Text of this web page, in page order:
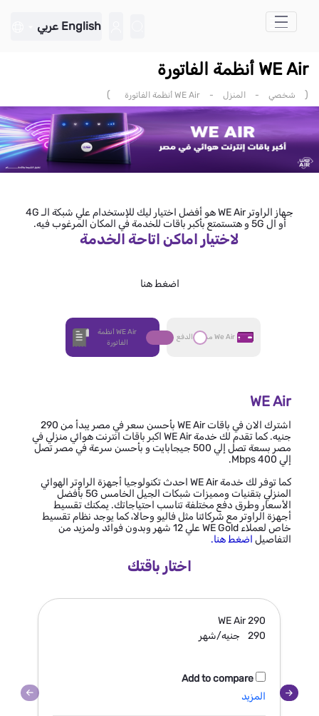
تخطي إلى المحتوى الرئيسي
English عربي
WE Air أنظمة الفاتورة
( شخصي - المنزل - WE Air أنظمة الفاتورة )
جهاز الراوتر WE Air هو أفضل اختيار ليك للإستخدام علي شبكة الـ 4G
أو ال 5G و هتستمتع بأكبر باقات للخدمة في المكان المرغوب فيه.
لاختيار اماكن اتاحة الخدمة
اضغط هنا
We Air مسبق الدفع
WE Air أنظمة
الفاتورة
WE Air
اشترك الان في باقات WE Air بأحسن سعر في مصر يبدأ من 290
جنيه. كما تقدم لك خدمة WE Air اكبر باقات انترنت هوائي منزلي في
مصر بسعة تصل إلي 500 جيجابايت و بأحسن سرعة في مصر تصل
إلي 400 Mbps.
كما توفر لك خدمة WE Air احدث تكنولوجيا أجهزة الراوتر الهوائي
المنزلي بتقنيات ومميزات شبكات الجيل الخامس 5G بأفضل
الأسعار وطرق دفع مختلفة تناسب احتياجاتك. يمكنك تقسيط
أجهزة الراوتر مع شركائنا مثل فاليو وحالا، كما يوجد نظام تقسيط
خاص لعملاء WE Gold علي 12 شهر وبدون فوائد ولمزيد من
التفاصيل اضغط هنا.
اختار باقتك
WE Air 290
290
جنيه/شهر
Add to compare
المزيد